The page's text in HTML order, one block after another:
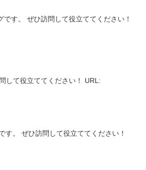
す。 ぜひ訪問して役立ててください！
して役立ててください！ URL:
す。 ぜひ訪問して役立ててください！